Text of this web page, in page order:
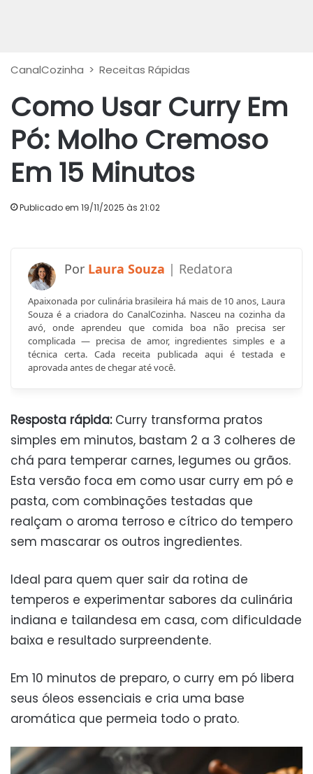
CanalCozinha > Receitas Rápidas
Como Usar Curry Em
Pó: Molho Cremoso
Em 15 Minutos
Publicado em 19/11/2025 às 21:02
Laura Souza
Apaixonada por culinária brasileira há mais de 10 anos, Laura
Souza é a criadora do CanalCozinha. Nasceu na cozinha da
avó, onde aprendeu que comida boa não precisa ser
complicada — precisa de amor, ingredientes simples e a
técnica certa. Cada receita publicada aqui é testada e
aprovada antes de chegar até você.
Resposta rápida:Curry transforma pratos
simples em minutos, bastam 2 a 3 colheres de
chá para temperar carnes, legumes ou grãos.
Esta versão foca em como usar curry em pó e
pasta, com combinações testadas que
realçam o aroma terroso e cítrico do tempero
sem mascarar os outros ingredientes.
Ideal para quem quer sair da rotina de
temperos e experimentar sabores da culinária
indiana e tailandesa em casa, com dificuldade
baixa e resultado surpreendente.
Em 10 minutos de preparo, o curry em pó libera
seus óleos essenciais e cria uma base
aromática que permeia todo o prato.